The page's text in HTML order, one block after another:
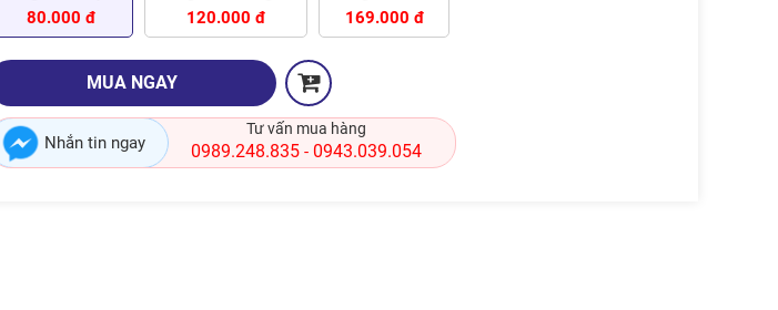
80.000 đ
120.000 đ
169.000 đ
MUA NGAY
Nhắn tin ngay
Tư vấn mua hàng
0989.248.835 - 0943.039.054